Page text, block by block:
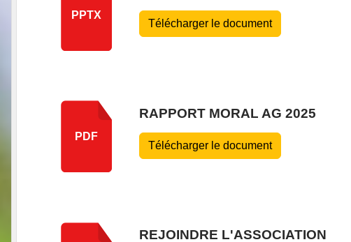
PPTX
Télécharger le document
PDF
RAPPORT MORAL AG 2025
Télécharger le document
REJOINDRE L'ASSOCIATION